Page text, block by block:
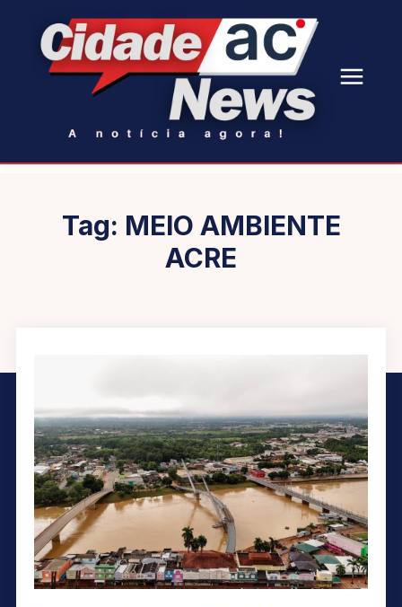
Tag: MEIO AMBIENTE
ACRE